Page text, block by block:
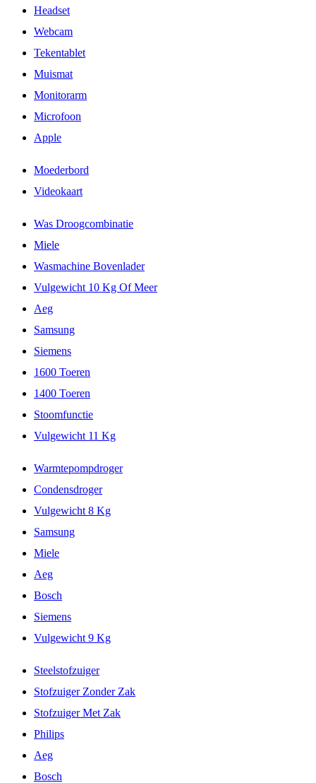
Headset
Webcam
Tekentablet
Muismat
Monitorarm
Microfoon
Apple
Moederbord
Videokaart
Was Droogcombinatie
Miele
Wasmachine Bovenlader
Vulgewicht 10 Kg Of Meer
Aeg
Samsung
Siemens
1600 Toeren
1400 Toeren
Stoomfunctie
Vulgewicht 11 Kg
Warmtepompdroger
Condensdroger
Vulgewicht 8 Kg
Samsung
Miele
Aeg
Bosch
Siemens
Vulgewicht 9 Kg
Steelstofzuiger
Stofzuiger Zonder Zak
Stofzuiger Met Zak
Philips
Aeg
Bosch